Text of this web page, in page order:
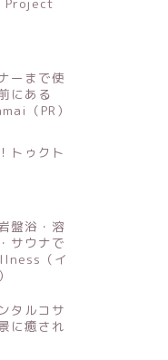
Project
ーまで使
にある
（PR）
トゥクト
盤浴・溶
サウナで
（イ
タルコサ
に癒され